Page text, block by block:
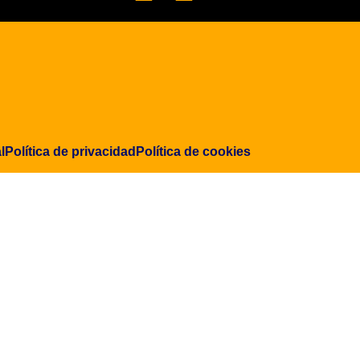
Política de privacidad Política de cookies